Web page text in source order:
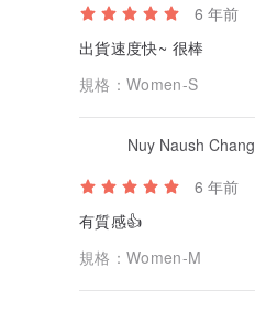
6 年前
出貨速度快~ 很棒
規格：Women-S
Nuy Naush Chang
6 年前
有質感👍
規格：Women-M